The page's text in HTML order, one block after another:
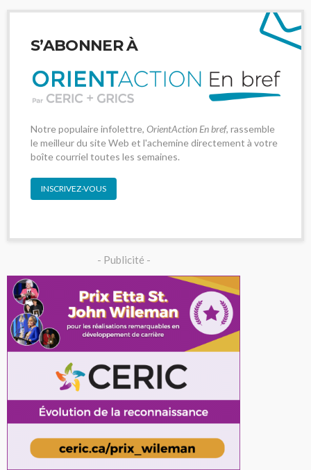
S’ABONNER À
Notre populaire infolettre, OrientAction En bref, rassemble
le meilleur du site Web et l'achemine directement à votre
boîte courriel toutes les semaines.
INSCRIVEZ-VOUS
- Publicité -